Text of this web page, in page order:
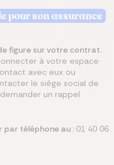
pour son assurance
figure sur votre contrat.
à votre espace
avec eux ou
le siège social de
un rappel
par téléphone au : 01 40 06